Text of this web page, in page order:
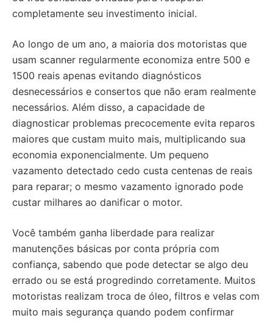
completamente seu investimento inicial.
Ao longo de um ano, a maioria dos motoristas que
usam scanner regularmente economiza entre 500 e
1500 reais apenas evitando diagnósticos
desnecessários e consertos que não eram realmente
necessários. Além disso, a capacidade de
diagnosticar problemas precocemente evita reparos
maiores que custam muito mais, multiplicando sua
economia exponencialmente. Um pequeno
vazamento detectado cedo custa centenas de reais
para reparar; o mesmo vazamento ignorado pode
custar milhares ao danificar o motor.
Você também ganha liberdade para realizar
manutenções básicas por conta própria com
confiança, sabendo que pode detectar se algo deu
errado ou se está progredindo corretamente. Muitos
motoristas realizam troca de óleo, filtros e velas com
muito mais segurança quando podem confirmar